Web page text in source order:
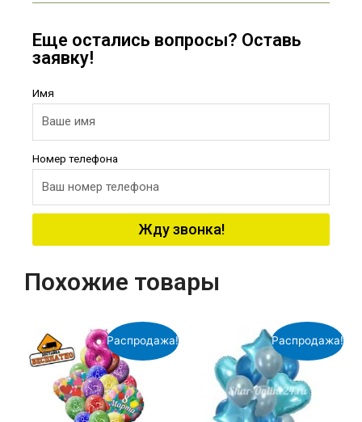
Еще остались вопросы? Оставь
заявку!
Имя
Номер телефона
Жду звонка!
Похожие товары
Распродажа! Распродажа!